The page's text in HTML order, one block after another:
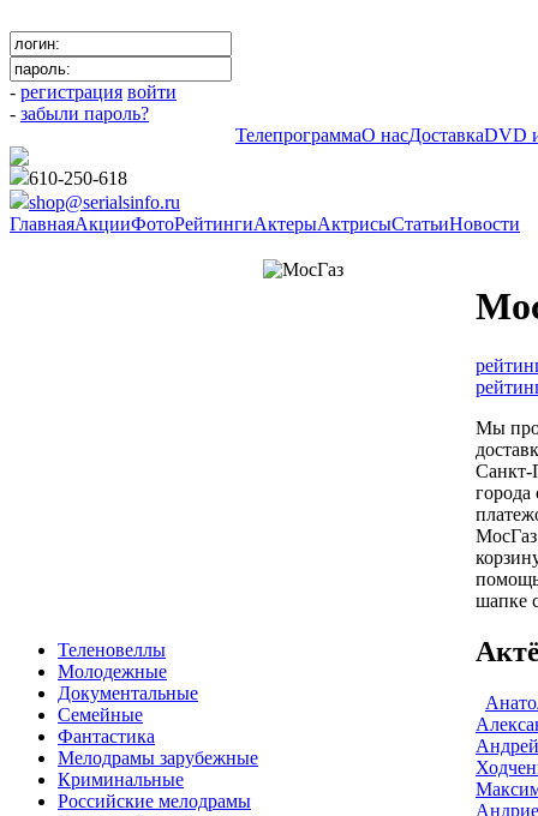
- регистрация войти
- забыли пароль?
ТелепрограммаО насДоставкаDVD
610-250-618
shop@serialsinfo.ru
ГлавнаяАкцииФотоРейтингиАктерыАктрисыСтатьиНовости
Теленовеллы
Молодежные
Документальные
Семейные
Фантастика
Мелодрамы зарубежные
Криминальные
Российские мелодрамы
Мы
Санкт-
шапке